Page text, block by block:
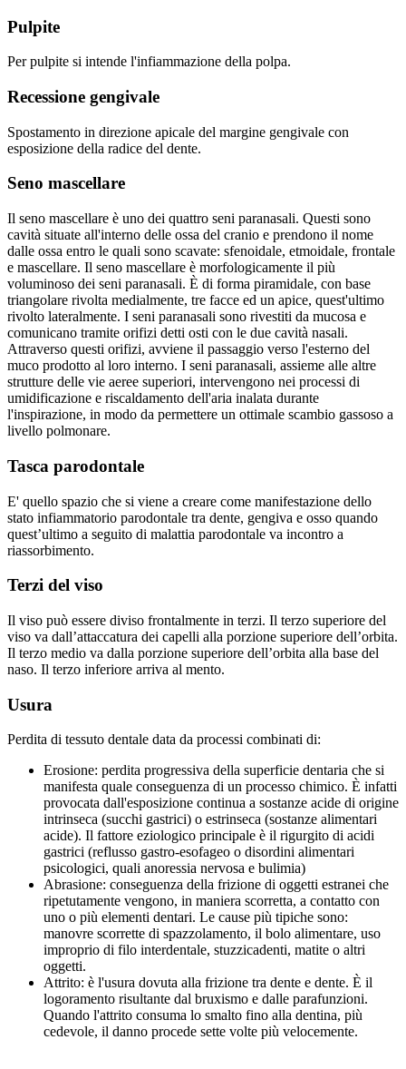
Pulpite
Per pulpite si intende l'infiammazione della polpa.
Recessione gengivale
Spostamento in direzione apicale del margine gengivale con
esposizione della radice del dente.
Seno mascellare
Il seno mascellare è uno dei quattro seni paranasali. Questi sono
cavità situate all'interno delle ossa del cranio e prendono il nome
dalle ossa entro le quali sono scavate: sfenoidale, etmoidale, frontale
e mascellare. Il seno mascellare è morfologicamente il più
voluminoso dei seni paranasali. È di forma piramidale, con base
triangolare rivolta medialmente, tre facce ed un apice, quest'ultimo
rivolto lateralmente. I seni paranasali sono rivestiti da mucosa e
comunicano tramite orifizi detti osti con le due cavità nasali.
Attraverso questi orifizi, avviene il passaggio verso l'esterno del
muco prodotto al loro interno. I seni paranasali, assieme alle altre
strutture delle vie aeree superiori, intervengono nei processi di
umidificazione e riscaldamento dell'aria inalata durante
l'inspirazione, in modo da permettere un ottimale scambio gassoso a
livello polmonare.
Tasca parodontale
E' quello spazio che si viene a creare come manifestazione dello
stato infiammatorio parodontale tra dente, gengiva e osso quando
quest’ultimo a seguito di malattia parodontale va incontro a
riassorbimento.
Terzi del viso
Il viso può essere diviso frontalmente in terzi. Il terzo superiore del
viso va dall’attaccatura dei capelli alla porzione superiore dell’orbita.
Il terzo medio va dalla porzione superiore dell’orbita alla base del
naso. Il terzo inferiore arriva al mento.
Usura
Perdita di tessuto dentale data da processi combinati di:
Erosione: perdita progressiva della superficie dentaria che si
manifesta quale conseguenza di un processo chimico. È infatti
provocata dall'esposizione continua a sostanze acide di origine
intrinseca (succhi gastrici) o estrinseca (sostanze alimentari
acide). Il fattore eziologico principale è il rigurgito di acidi
gastrici (reflusso gastro-esofageo o disordini alimentari
psicologici, quali anoressia nervosa e bulimia)
Abrasione: conseguenza della frizione di oggetti estranei che
ripetutamente vengono, in maniera scorretta, a contatto con
uno o più elementi dentari. Le cause più tipiche sono:
manovre scorrette di spazzolamento, il bolo alimentare, uso
improprio di filo interdentale, stuzzicadenti, matite o altri
oggetti.
Attrito: è l'usura dovuta alla frizione tra dente e dente. È il
logoramento risultante dal bruxismo e dalle parafunzioni.
Quando l'attrito consuma lo smalto fino alla dentina, più
cedevole, il danno procede sette volte più velocemente.